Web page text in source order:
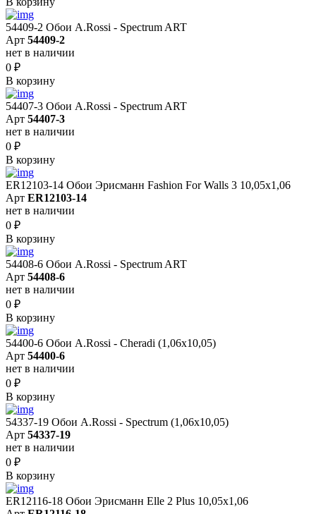
54409-2 Обои A.Rossi - Spectrum ART
Арт 54409-2
нет в наличии
0 ₽
В корзину
54407-3 Обои A.Rossi - Spectrum ART
Арт 54407-3
нет в наличии
0 ₽
В корзину
ER12103-14 Обои Эрисманн Fashion For Walls 3 10,05x1,06
Арт ER12103-14
нет в наличии
0 ₽
В корзину
54408-6 Обои A.Rossi - Spectrum ART
Арт 54408-6
нет в наличии
0 ₽
В корзину
54400-6 Обои A.Rossi - Cheradi (1,06x10,05)
Арт 54400-6
нет в наличии
0 ₽
В корзину
54337-19 Обои A.Rossi - Spectrum (1,06x10,05)
Арт 54337-19
нет в наличии
0 ₽
В корзину
ER12116-18 Обои Эрисманн Elle 2 Plus 10,05x1,06